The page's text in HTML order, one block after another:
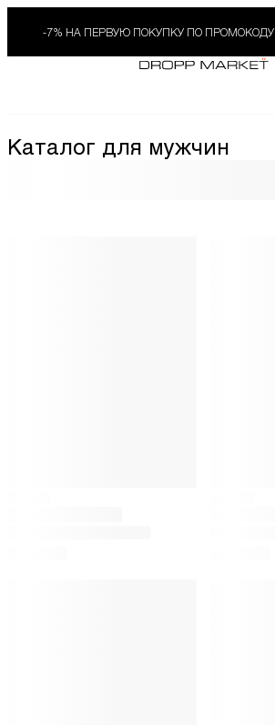
-7% НА ПЕРВУЮ ПОКУПКУ ПО ПРОМОКОДУ
Каталог для мужчин